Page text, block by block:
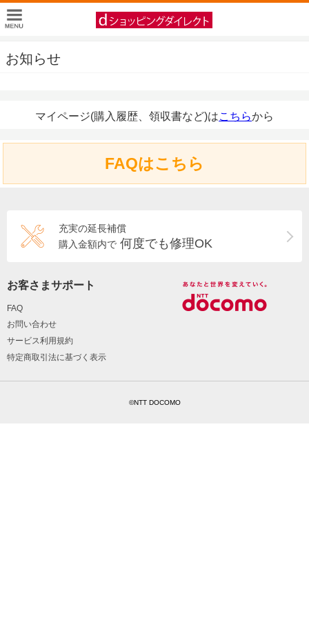
お知らせ
マイページ(購入履歴、領収書など)はこちらから
FAQはこちら
充実の延長補償
購入金額内で 何度でも修理OK
お客さまサポート
FAQ
お問い合わせ
サービス利用規約
特定商取引法に基づく表示
©NTT DOCOMO